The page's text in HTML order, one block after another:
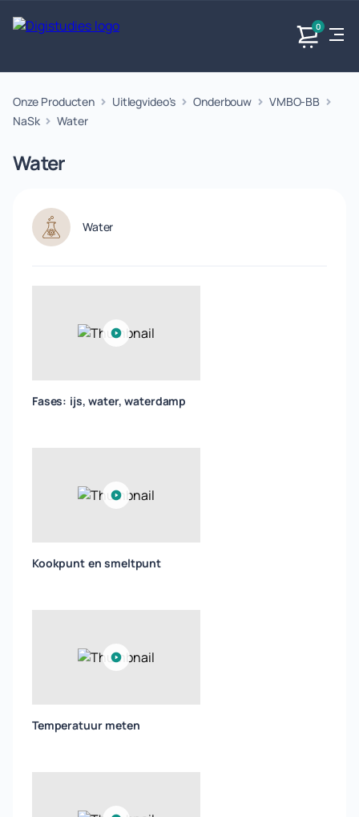
0
Exacte
vakken
vakken.
Taalvakken Maatschappijvakken Producten
Onze Producten Uitlegvideo's Onderbouw
VMBO-BB
NaSk
Water
Water
Water
Fases: ijs, water, waterdamp
Kookpunt en smeltpunt
Temperatuur meten